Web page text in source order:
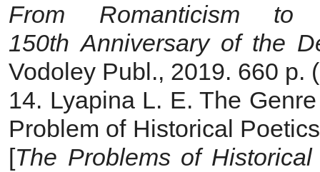
From Romanticism
150th Anniversary of the
Vodoley Publ., 2019. 660 p.
14. Lyapina L. E. The
Problem of Historical
[The Problems of Historical